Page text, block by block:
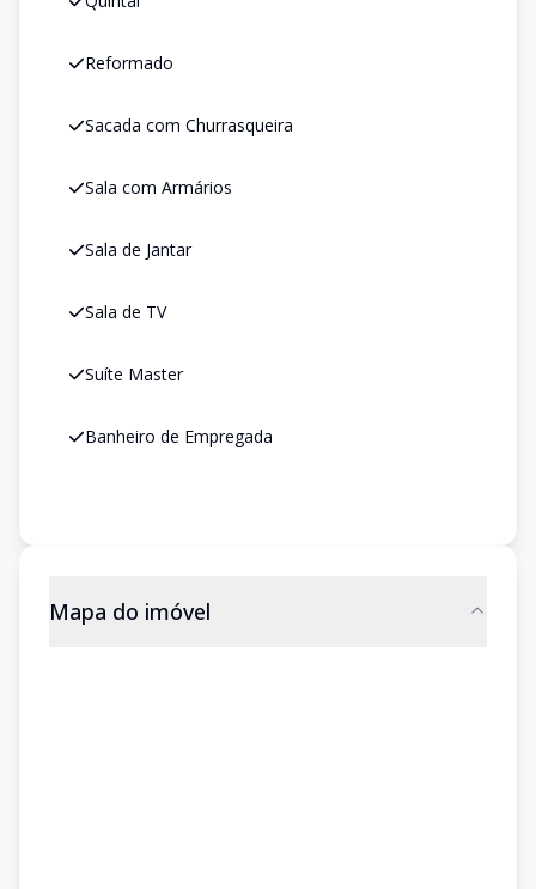
Reformado
Sacada com Churrasqueira
Sala com Armários
Sala de Jantar
Sala de TV
Suíte Master
Banheiro de Empregada
Mapa do imóvel